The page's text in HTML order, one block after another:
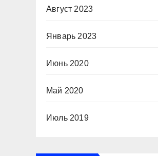
Август 2023
Январь 2023
Июнь 2020
Май 2020
Июль 2019